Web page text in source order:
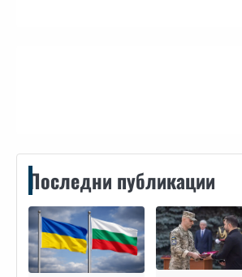
Последни публикации